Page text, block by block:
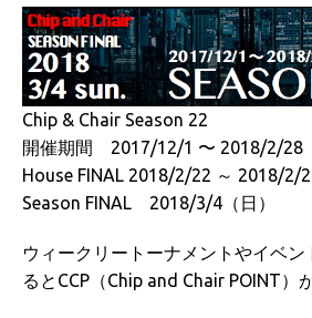
Chip & Chair Season 22
開催期間 2017/12/1 〜 2018/2/28
House FINAL 2018/2/22 ～ 2018/2/
Season FINAL 2018/3/4（日）
ウィークリートーナメントやイベ
るとCCP（Chip and Chair POINT）